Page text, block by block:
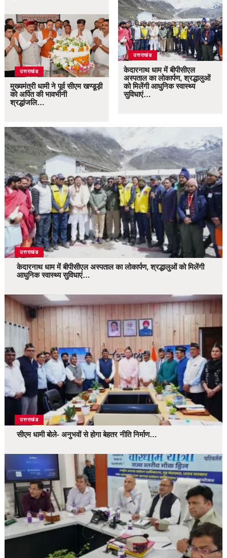
उत्तराखंड
मुख्यमंत्री धामी ने पूर्व सीएम खण्डूड़ी
को अर्पित की भावभीनी
श्रद्धांजलि…
उत्तराखंड
केदारनाथ धाम में बीपीसीएल
अस्पताल का लोकार्पण, श्रद्धालुओं
को मिलेंगी आधुनिक स्वास्थ्य
सुविधाएं…
उत्तराखंड
केदारनाथ धाम में बीपीसीएल अस्पताल का लोकार्पण, श्रद्धालुओं को मिलेंगी
आधुनिक स्वास्थ्य सुविधाएं…
उत्तराखंड
सीएम धामी बोले- अनुभवों से होगा बेहतर नीति निर्माण…